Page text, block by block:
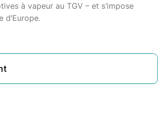
à vapeur au TGV – et s’impose
d’Europe.